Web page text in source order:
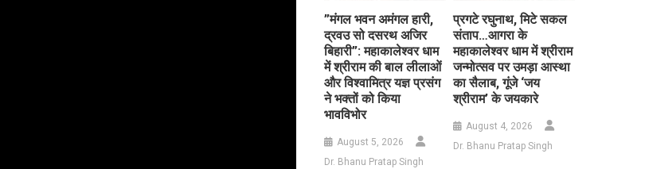
​”मंगल भवन अमंगल हारी,
द्रवउ सो दसरथ अजिर
बिहारी”: महाकालेश्वर धाम
में श्रीराम की बाल लीलाओं
और विश्वामित्र यज्ञ प्रसंग
ने भक्तों को किया
भावविभोर
August 5, 2026
Dr. Bhanu Pratap Singh
प्रगटे रघुनाथ, मिटे सकल
संताप…आगरा के
महाकालेश्वर धाम में श्रीराम
जन्मोत्सव पर उमड़ा आस्था
का सैलाब, गूंजे ‘जय
श्रीराम’ के जयकारे
August 4, 2026
Dr. Bhanu Pratap Singh